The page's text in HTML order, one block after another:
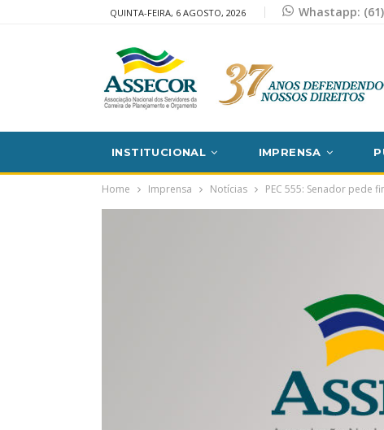
QUINTA-FEIRA, 6 AGOSTO, 2026 Whastapp:
INSTITUCIONAL IMPRENSA
Home Imprensa Notícias PEC 555: Senador pede